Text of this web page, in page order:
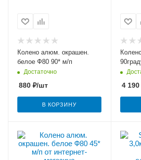
Колено алюм. окрашен.
белое Ф80 90* м/п
Достаточно
880 ₽/шт
В КОРЗИНУ
4 190